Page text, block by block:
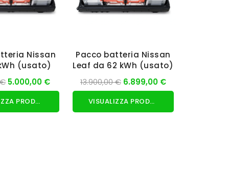
Nissan
(usato)
5.000,00 €
VISUALIZZA PRODOTTO
Pacco batteria Nissan
Leaf da 62 kWh (usato)
13.900,00 € 6.899,00 €
VISUALIZZA PRODOTTO